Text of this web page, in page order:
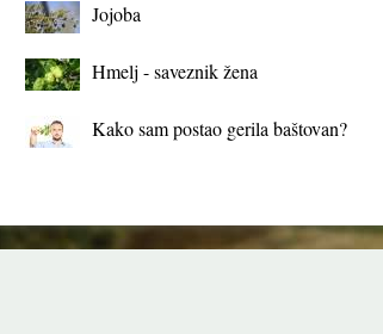
Jojoba
Hmelj - saveznik žena
Kako sam postao gerila baštovan?